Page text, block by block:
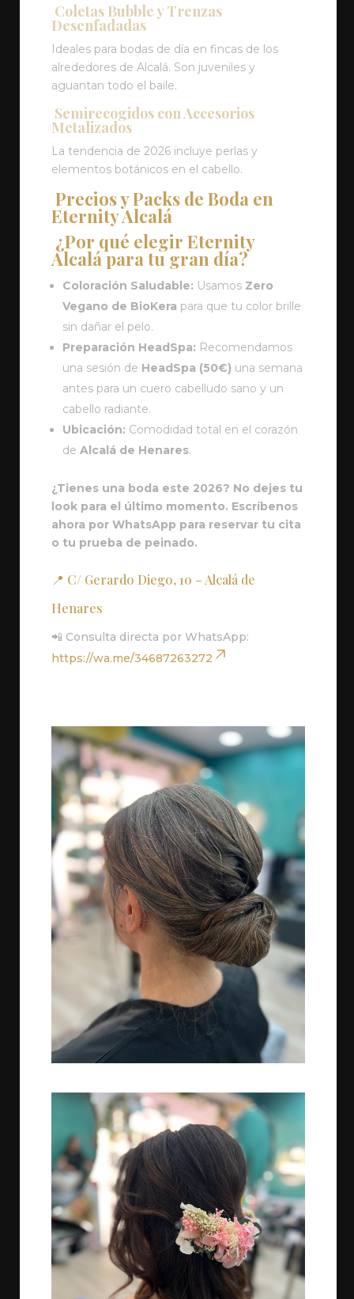
Coletas Bubble y Trenzas
Desenfadadas
Ideales para bodas de día en fincas de los
alrededores de Alcalá. Son juveniles y
aguantan todo el baile.
Semirecogidos con Accesorios
Metalizados
La tendencia de 2026 incluye perlas y
elementos botánicos en el cabello.
Precios y Packs de Boda en
Eternity Alcalá
¿Por qué elegir Eternity
Alcalá para tu gran día?
Coloración Saludable: Usamos Zero
Vegano de BioKera para que tu color brille
sin dañar el pelo.
Preparación HeadSpa: Recomendamos
una sesión de HeadSpa (50€) una semana
antes para un cuero cabelludo sano y un
cabello radiante.
Ubicación: Comodidad total en el corazón
deAlcalá de Henares.
¿Tienes una boda este 2026? No dejes tu
look para el último momento. Escríbenos
ahora por WhatsApp para reservar tu cita
o tu prueba de peinado.
📍 C/ Gerardo Diego, 10 – Alcalá de
Henares
📲 Consulta directa por WhatsApp:
https://wa.me/34687263272